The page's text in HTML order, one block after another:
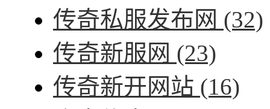
传奇私服发布网 (32)
传奇新服网 (23)
传奇新开网站 (16)